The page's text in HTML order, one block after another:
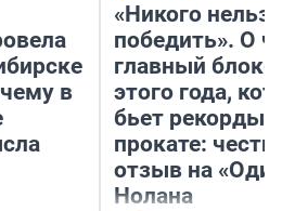
в
«Никого нельзя
победить». О
главный
этого года,
бьет рекорды в
прокате:
отзыв на
Нолана